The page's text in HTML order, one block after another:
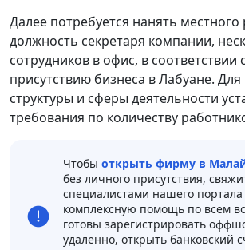
Далее потребуется нанять местного
должность секретаря компании,
сотрудников в офис, в
присутствию бизнеса в Лабуане.
структуры и сферы деятельности
требования по количеству
Чтобы открыть фирму в
без личного присутствия,
специалистами нашего
комплексную помощь по всем
готовы зарегистрировать
удаленно, открыть банковский